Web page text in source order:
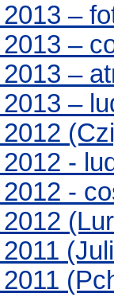
–
–
–
–
-
-